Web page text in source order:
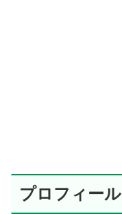
プロフィール